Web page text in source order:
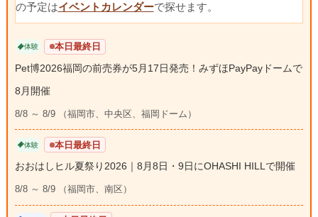
の予定はイベントカレンダーで探せます。
体験 本日最終日
Pet博2026福岡の前売券が5月17日発売！みずほPayPayドームで
8月開催
8/8 ～ 8/9 （福岡市、中央区、福岡ドーム）
体験 本日最終日
おおはしヒル夏祭り2026｜8月8日・9日にOHASHI HILLで開催
8/8 ～ 8/9 （福岡市、南区）